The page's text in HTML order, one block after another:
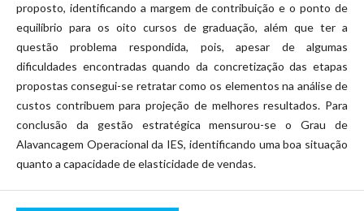
proposto, identificando a margem de contribuição e o ponto de
equilíbrio para os oito cursos de graduação, além que ter a
questão problema respondida, pois, apesar de algumas
dificuldades encontradas quando da concretização das etapas
propostas consegui-se retratar como os elementos na análise de
custos contribuem para projeção de melhores resultados. Para
conclusão da gestão estratégica mensurou-se o Grau de
Alavancagem Operacional da IES, identificando uma boa situação
quanto a capacidade de elasticidade de vendas.